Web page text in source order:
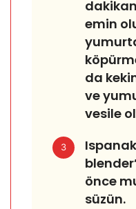
emin
da
ve
vesile
3
önce
süzün.